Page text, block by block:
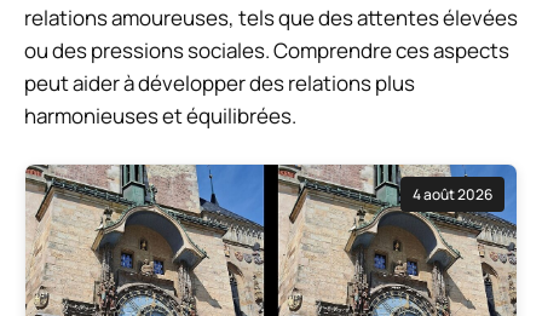
relations amoureuses, tels que des attentes élevées
ou des pressions sociales. Comprendre ces aspects
peut aider à développer des relations plus
harmonieuses et équilibrées.
4 août 2026